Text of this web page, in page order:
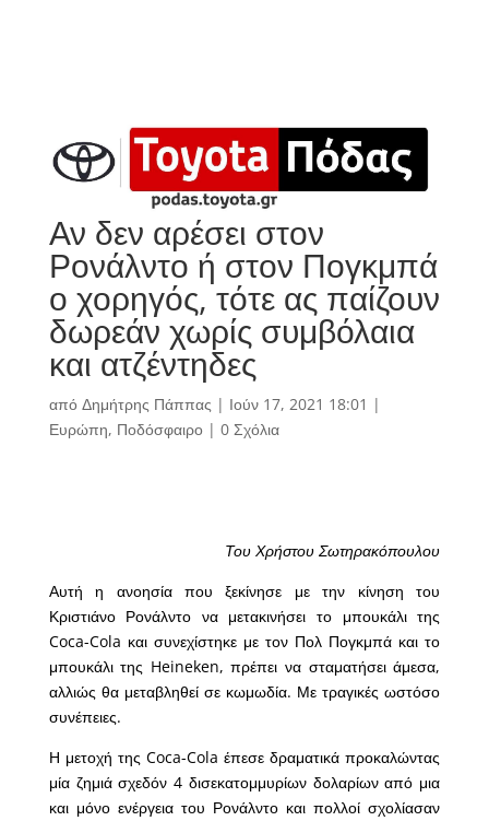
Αν δεν αρέσει στον
Ρονάλντο ή στον Πογκμπά
ο χορηγός, τότε ας παίζουν
δωρεάν χωρίς συμβόλαια
και ατζέντηδες
από Δημήτρης Πάππας | Ιούν 17, 2021 18:01 |
Ευρώπη, Ποδόσφαιρο| 0 Σχόλια
Του Χρήστου Σωτηρακόπουλου
Αυτή η ανοησία που ξεκίνησε με την κίνηση του
Κριστιάνο Ρονάλντο να μετακινήσει το μπουκάλι της
Coca-Cola και συνεχίστηκε με τον Πολ Πογκμπά και το
μπουκάλι της Heineken, πρέπει να σταματήσει άμεσα,
αλλιώς θα μεταβληθεί σε κωμωδία. Με τραγικές ωστόσο
συνέπειες.
Η μετοχή της Coca-Cola έπεσε δραματικά προκαλώντας
μία ζημιά σχεδόν 4 δισεκατομμυρίων δολαρίων από μια
και μόνο ενέργεια του Ρονάλντο και πολλοί σχολίασαν